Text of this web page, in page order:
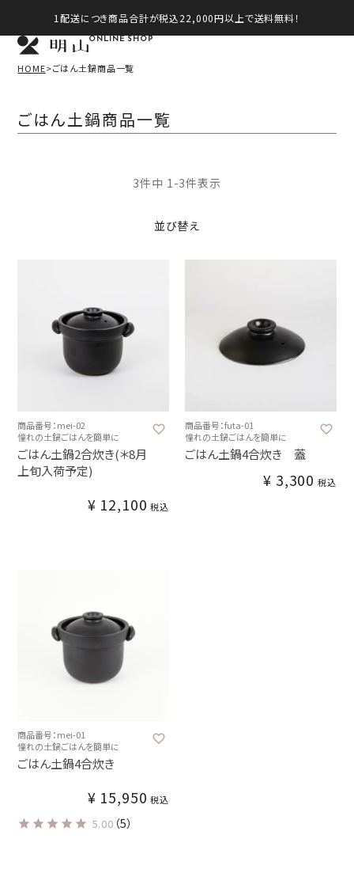
1配送につき商品合計が税込22,000円以上で送料無料！
ONLINE SHOP
HOME ごはん土鍋商品一覧
ごはん土鍋商品一覧
並び替え
3件中 1 -3件表示
商品番号：mei-02
憧れの土鍋ごはんを簡単に
ごはん土鍋2合炊き(＊8月
上旬入荷予定)
¥ 12,100 税込
商品番号：futa-01
憧れの土鍋ごはんを簡単に
ごはん土鍋4合炊き 蓋
¥ 3,300 税込
商品番号：mei-01
憧れの土鍋ごはんを簡単に
ごはん土鍋4合炊き
¥ 15,950 税込
5.00 （5）